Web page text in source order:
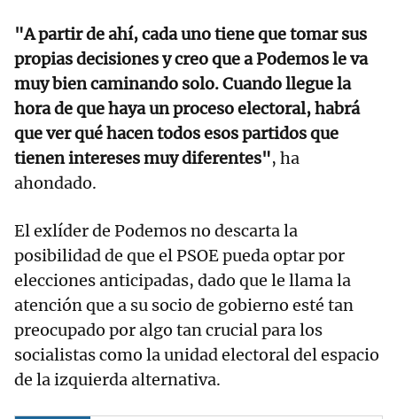
"A partir de ahí, cada uno tiene que tomar sus
propias decisiones y creo que a Podemos le va
muy bien caminando solo. Cuando llegue la
hora de que haya un proceso electoral, habrá
que ver qué hacen todos esos partidos que
tienen intereses muy diferentes", ha
ahondado.
El exlíder de Podemos no descarta la
posibilidad de que el PSOE pueda optar por
elecciones anticipadas, dado que le llama la
atención que a su socio de gobierno esté tan
preocupado por algo tan crucial para los
socialistas como la unidad electoral del espacio
de la izquierda alternativa.